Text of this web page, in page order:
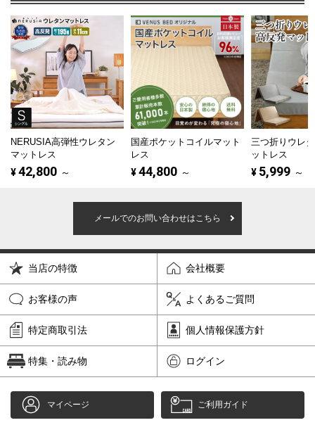
NERUSIA高弾性ウレタン
マットレス
¥42,800 ～
国産ポケットコイルマット
レス
¥44,800 ～
三つ折りウレ
ットレス
¥ 5,999 ～
メールでのお問い合わせはこちら
当店の特徴 会社概要
お客様の声 よくあるご質問
特定商取引法 個人情報保護方針
特集・読み物 ログイン
マイページ ご利用ガイド